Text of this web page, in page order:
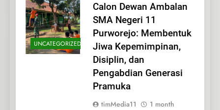
UNCATEGORIZED
Calon Dewan Ambalan
SMA Negeri 11
Purworejo: Membentuk
Jiwa Kepemimpinan,
Disiplin, dan
Pengabdian Generasi
Pramuka
timMedia11
1 month